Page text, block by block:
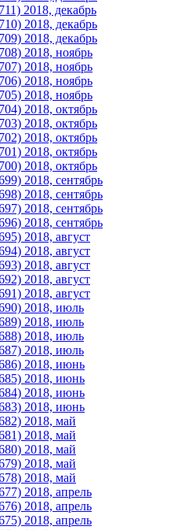
2018, декабрь
2018, декабрь
2018, декабрь
2018, ноябрь
2018, ноябрь
2018, ноябрь
2018, ноябрь
2018, октябрь
2018, октябрь
2018, октябрь
2018, октябрь
2018, октябрь
2018, сентябрь
2018, сентябрь
2018, сентябрь
2018, сентябрь
2018, август
2018, август
2018, август
2018, август
2018, август
2018, июль
2018, июль
2018, июль
2018, июль
2018, июнь
2018, июнь
2018, июнь
2018, июнь
2018, май
2018, май
2018, май
2018, май
2018, май
2018, апрель
2018, апрель
2018, апрель